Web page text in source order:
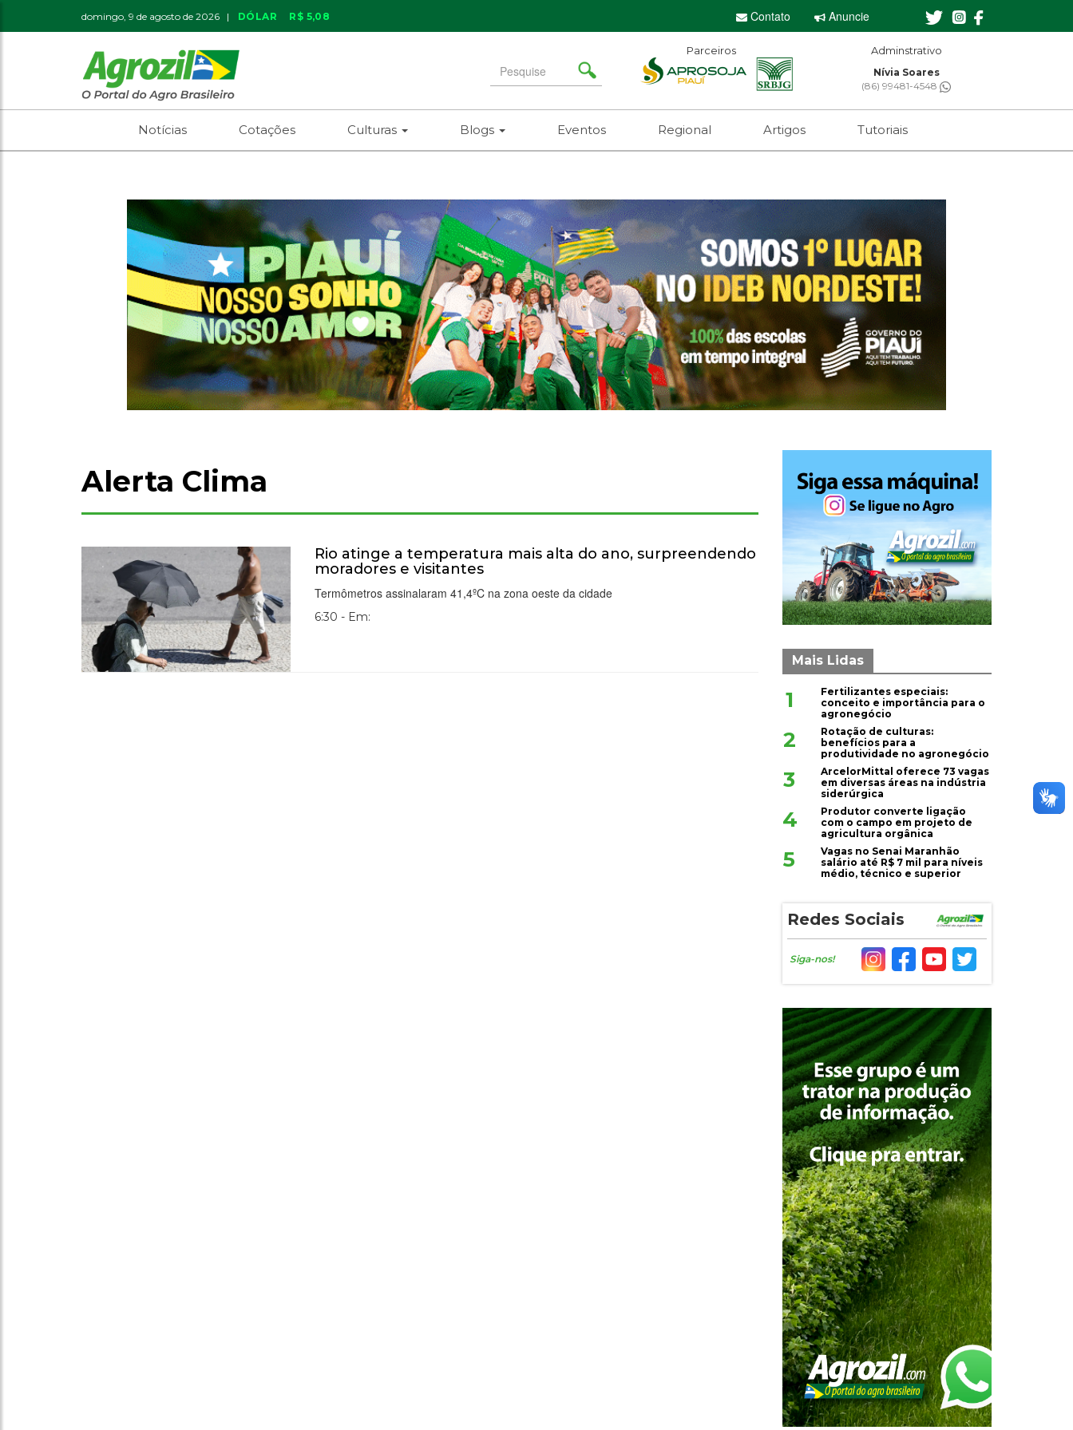
domingo, 9 de agosto de 2026 | DÓLAR R$ 5,08 Contato Anuncie
Search
for
Parceiros Adminstrativo
Nívia Soares
(86) 99481-4548
Notícias Cotações Culturas Blogs Eventos Regional Artigos Tutoriais
Alerta Clima
Rio atinge a temperatura mais alta do ano, surpreendendo
moradores e visitantes
Termômetros assinalaram 41,4ºC na zona oeste da cidade
6:30 - Em:
Mais Lidas
1
Fertilizantes especiais:
conceito e importância para o
agronegócio
2
Rotação de culturas:
benefícios para a
produtividade no agronegócio
3
ArcelorMittal oferece 73 vagas
em diversas áreas na indústria
siderúrgica
4
Produtor converte ligação
com o campo em projeto de
agricultura orgânica
5
Vagas no Senai Maranhão
salário até R$ 7 mil para níveis
médio, técnico e superior
Redes Sociais
Siga-nos!